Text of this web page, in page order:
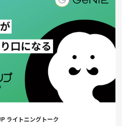
ライトニングトーク